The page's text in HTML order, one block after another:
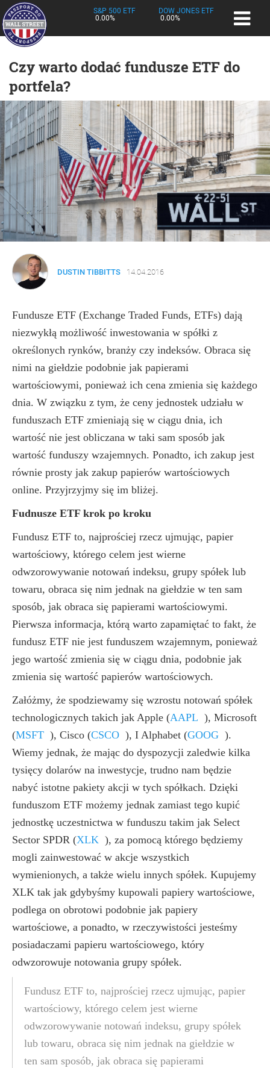
S&P 500 ETF
0.00%
DOW JONES ETF
0.00%
Czy warto dodać fundusze ETF do
portfela?
DUSTIN TIBBITTS 14.04.2016
Fundusze ETF (Exchange Traded Funds, ETFs) dają
niezwykłą możliwość inwestowania w spółki z
określonych rynków, branży czy indeksów. Obraca się
nimi na giełdzie podobnie jak papierami
wartościowymi, ponieważ ich cena zmienia się każdego
dnia. W związku z tym, że ceny jednostek udziału w
funduszach ETF zmieniają się w ciągu dnia, ich
wartość nie jest obliczana w taki sam sposób jak
wartość funduszy wzajemnych. Ponadto, ich zakup jest
równie prosty jak zakup papierów wartościowych
online. Przyjrzyjmy się im bliżej.
Fudnusze ETF krok po kroku
Fundusz ETF to, najprościej rzecz ujmując, papier
wartościowy, którego celem jest wierne
odwzorowywanie notowań indeksu, grupy spółek lub
towaru, obraca się nim jednak na giełdzie w ten sam
sposób, jak obraca się papierami wartościowymi.
Pierwsza informacja, którą warto zapamiętać to fakt, że
fundusz ETF nie jest funduszem wzajemnym, ponieważ
jego wartość zmienia się w ciągu dnia, podobnie jak
zmienia się wartość papierów wartościowych.
Załóżmy, że spodziewamy się wzrostu notowań spółek
technologicznych takich jak Apple (AAPL ), Microsoft
(MSFT ), Cisco (CSCO ), I Alphabet (GOOG ).
Wiemy jednak, że mając do dyspozycji zaledwie kilka
tysięcy dolarów na inwestycje, trudno nam będzie
nabyć istotne pakiety akcji w tych spółkach. Dzięki
funduszom ETF możemy jednak zamiast tego kupić
jednostkę uczestnictwa w funduszu takim jak Select
Sector SPDR (XLK ), za pomocą którego będziemy
mogli zainwestować w akcje wszystkich
wymienionych, a także wielu innych spółek. Kupujemy
XLK tak jak gdybyśmy kupowali papiery wartościowe,
podlega on obrotowi podobnie jak papiery
wartościowe, a ponadto, w rzeczywistości jesteśmy
posiadaczami papieru wartościowego, który
odwzorowuje notowania grupy spółek.
Fundusz ETF to, najprościej rzecz ujmując, papier
wartościowy, którego celem jest wierne
odwzorowywanie notowań indeksu, grupy spółek
lub towaru, obraca się nim jednak na giełdzie w
ten sam sposób, jak obraca się papierami